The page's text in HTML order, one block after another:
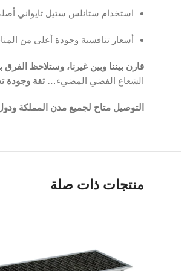
استخدام ستانلس ستيل تايواني
أسعار تنافسية وجودة أعلى من
قارن بيننا وبين غيرنا، وستلاحظ
الشعاع الفضي المضيء…ثقة وجودة
التوصيل متاح لجميع مدن المملكة
منتجات ذات صلة